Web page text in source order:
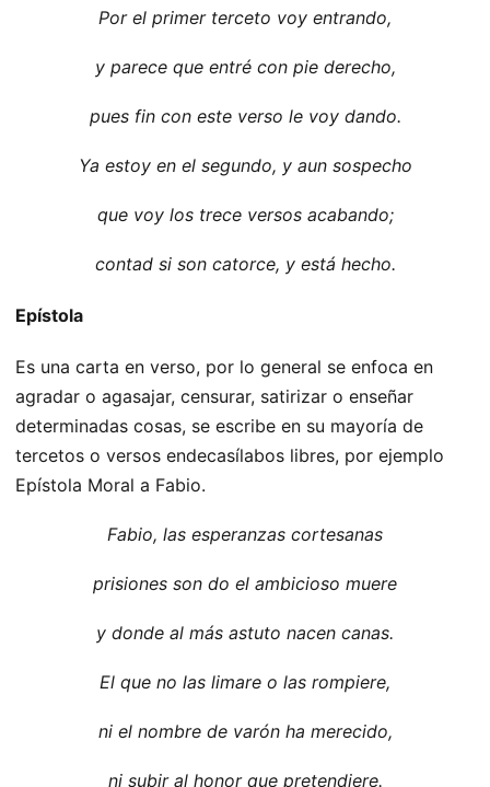
Por el primer terceto voy entrando,
y parece que entré con pie derecho,
pues fin con este verso le voy dando.
Ya estoy en el segundo, y aun sospecho
que voy los trece versos acabando;
contad si son catorce, y está hecho.
Epístola
Es una carta en verso, por lo general se enfoca en
agradar o agasajar, censurar, satirizar o enseñar
determinadas cosas, se escribe en su mayoría de
tercetos o versos endecasílabos libres, por ejemplo
Epístola Moral a Fabio.
Fabio, las esperanzas cortesanas
prisiones son do el ambicioso muere
y donde al más astuto nacen canas.
El que no las limare o las rompiere,
ni el nombre de varón ha merecido,
ni subir al honor que pretendiere.